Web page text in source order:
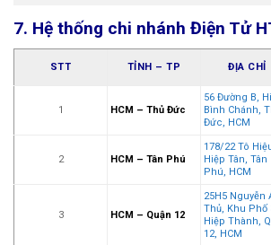
7. Hệ thống chi nhánh Điện Tử
STT TỈNH – TP ĐỊA CHỈ
1 HCM – Thủ Đức
56 Đường B,
Bình Chánh,
Đức, HCM
2 HCM – Tân Phú
178/22 Tô
Hiệp Tân, Tân
Phú, HCM
3 HCM – Quận 12
25H5 Nguyễn
Thủ, Khu Phố
Hiệp Thành,
12, HCM